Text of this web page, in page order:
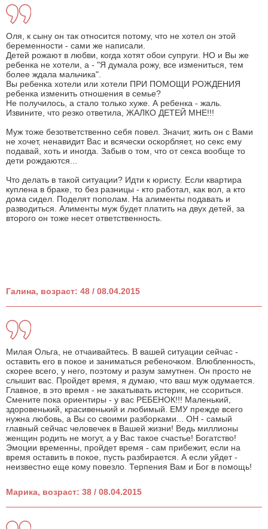
Оля, к сыну он так относится потому, что не хотел он этой
беременности - сами же написали.
Детей рожают в любви, когда хотят обои супруги. НО и Вы же
ребенка не хотели, а - "Я думала рожу, все измениться, тем
более ждала мальчика".
Вы ребенка хотели или хотели ПРИ ПОМОЩИ РОЖДЕНИЯ
ребенка изменить отношения в семье?
Не получилось, а стало только хуже. А ребенка - жаль.
Извините, что резко ответила, ЖАЛКО ДЕТЕЙ МНЕ!!!
Муж тоже безответственно себя повел. Значит, жить он с Вами
не хочет, ненавидит Вас и всячески оскорбляет, но секс ему
подавай, хоть и иногда. Забыв о том, что от секса вообще то
дети рождаются...
Что делать в такой ситуации? Идти к юристу. Если квартира
куплена в браке, то без разницы - кто работал, как вол, а кто
дома сидел. Поделят пополам. На алименты подавать и
разводиться. Алименты муж будет платить на двух детей, за
второго он тоже несет ответственность.
Галина, возраст: 48 / 08.04.2015
Милая Ольга, не отчаивайтесь. В вашей ситуации сейчас -
оставить его в покое и заниматься ребеночком. Влюбленность,
скорее всего, у него, поэтому и разум замутнен. Он просто не
слышит вас. Пройдет время, я думаю, что ваш муж одумается.
Главное, в это время - не закатывать истерик, не ссориться.
Смените пока ориентиры - у вас РЕБЕНОК!!! Маленький,
здоровенький, красивенький и любимый. ЕМУ прежде всего
нужна любовь, а Вы со своими разборками... ОН - самый
главный сейчас человечек в Вашей жизни! Ведь миллионы
женщин родить не могут, а у Вас такое счастье! Богатство!
Эмоции временны, пройдет время - сам прибежит, если на
время оставить в покое, пусть разбирается. А если уйдет -
неизвестно еще кому повезло. Терпения Вам и Бог в помощь!
Марика, возраст: 38 / 08.04.2015